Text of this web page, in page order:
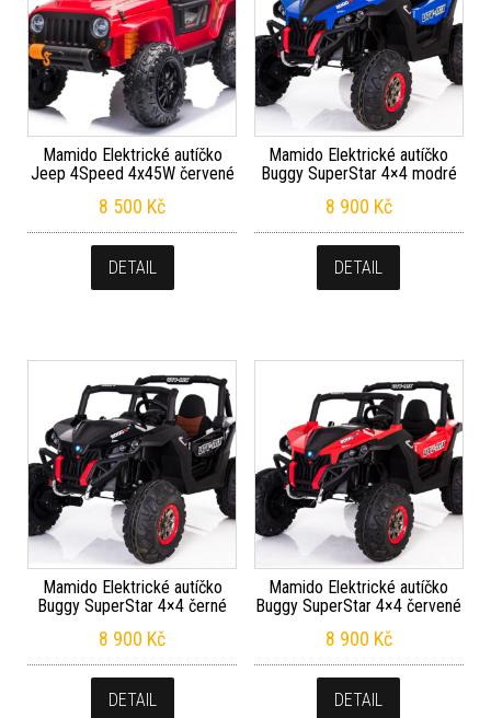
Mamido Elektrické autíčko
Jeep 4Speed 4x45W červené
8 500 Kč
DETAIL
Mamido Elektrické autíčko
Buggy SuperStar 4×4 modré
8 900 Kč
DETAIL
Mamido Elektrické autíčko
Buggy SuperStar 4×4 černé
8 900 Kč
DETAIL
Mamido Elektrické autíčko
Buggy SuperStar 4×4 červené
8 900 Kč
DETAIL